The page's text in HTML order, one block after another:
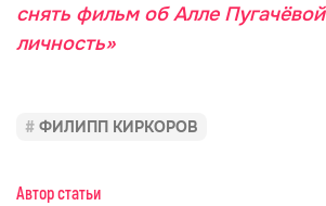
снять фильм об Алле
личность»
ФИЛИПП КИРКОРОВ
Автор статьи